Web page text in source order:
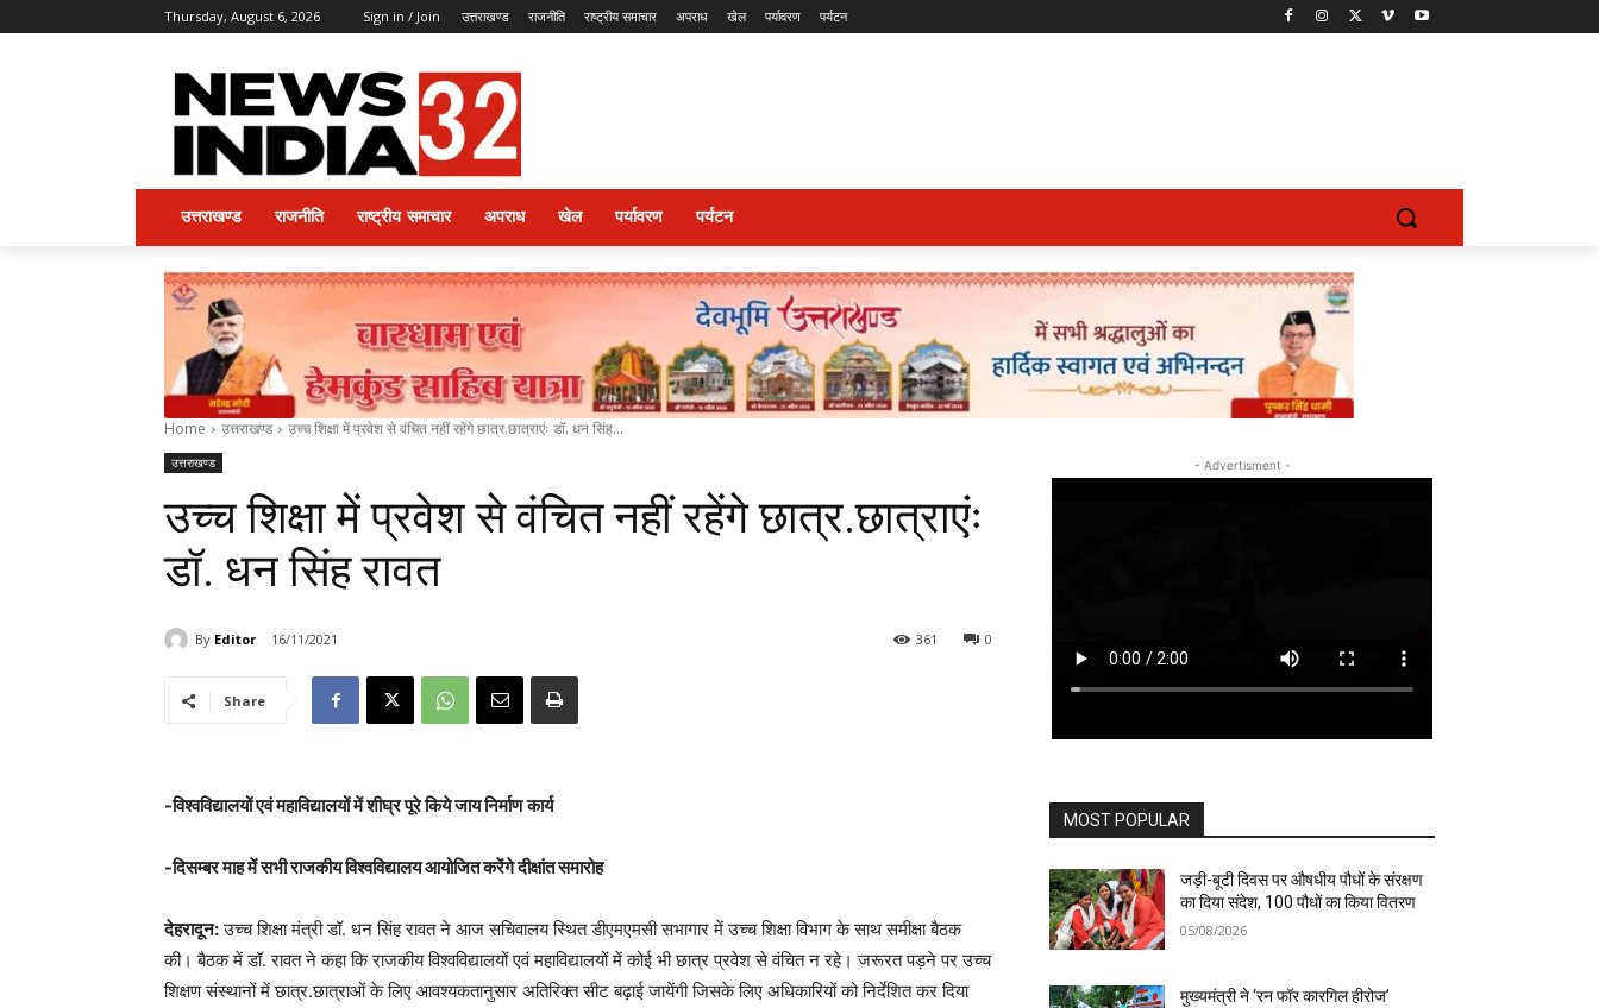
Thursday, August 6, 2026 Sign in / Join उत्तराखण्ड राजनीति राष्ट्रीय समाचार अपराध खेल पर्यावरण पर्यटन
उत्तराखण्ड राजनीति राष्ट्रीय समाचार अपराध खेल पर्यावरण पर्यटन
Home उत्तराखण्ड उच्च शिक्षा में प्रवेश से वंचित नहीं रहेंगे छात्र.छात्राएंः डॉ. धन सिंह...
उत्तराखण्ड
उच्च शिक्षा में प्रवेश से वंचित नहीं रहेंगे छात्र.छात्राएंः
डॉ. धन सिंह रावत
By Editor 16/11/2021 0
361
Share
-विश्वविद्यालयों एवं महाविद्यालयों में शीघ्र पूरे किये जाय निर्माण कार्य
-दिसम्बर माह में सभी राजकीय विश्वविद्यालय आयोजित करेंगे दीक्षांत समारोह
देहरादून:उच्च शिक्षा मंत्री डॉ. धन सिंह रावत ने आज सचिवालय स्थित डीएमएमसी सभागार में उच्च शिक्षा विभाग के साथ समीक्षा बैठक
की। बैठक में डॉ. रावत ने कहा कि राजकीय विश्वविद्यालयों एवं महाविद्यालयों में कोई भी छात्र प्रवेश से वंचित न रहे। जरूरत पड़ने पर उच्च
शिक्षण संस्थानों में छात्र.छात्राओं के लिए आवश्यकतानुसार अतिरिक्त सीट बढ़ाई जायेंगी जिसके लिए अधिकारियों को निर्देशित कर दिया
- Advertisment -
MOST POPULAR
जड़ी-बूटी दिवस पर औषधीय पौधों के संरक्षण
का दिया संदेश, 100 पौधों का किया वितरण
05/08/2026
मुख्यमंत्री ने ‘रन फॉर कारगिल हीरोज’